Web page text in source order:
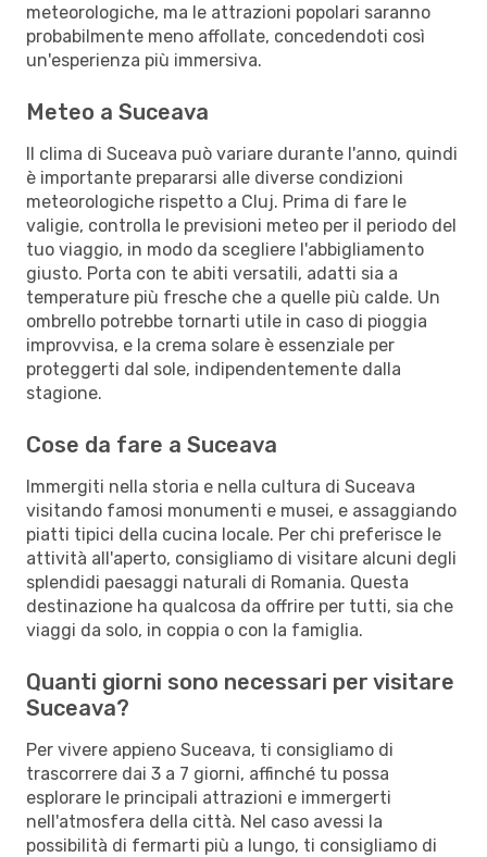
meteorologiche, ma le attrazioni popolari saranno
probabilmente meno affollate, concedendoti così
un'esperienza più immersiva.
Meteo a Suceava
Il clima di Suceava può variare durante l'anno, quindi
è importante prepararsi alle diverse condizioni
meteorologiche rispetto a Cluj. Prima di fare le
valigie, controlla le previsioni meteo per il periodo del
tuo viaggio, in modo da scegliere l'abbigliamento
giusto. Porta con te abiti versatili, adatti sia a
temperature più fresche che a quelle più calde. Un
ombrello potrebbe tornarti utile in caso di pioggia
improvvisa, e la crema solare è essenziale per
proteggerti dal sole, indipendentemente dalla
stagione.
Cose da fare a Suceava
Immergiti nella storia e nella cultura di Suceava
visitando famosi monumenti e musei, e assaggiando
piatti tipici della cucina locale. Per chi preferisce le
attività all'aperto, consigliamo di visitare alcuni degli
splendidi paesaggi naturali di Romania. Questa
destinazione ha qualcosa da offrire per tutti, sia che
viaggi da solo, in coppia o con la famiglia.
Quanti giorni sono necessari per visitare
Suceava?
Per vivere appieno Suceava, ti consigliamo di
trascorrere dai 3 a 7 giorni, affinché tu possa
esplorare le principali attrazioni e immergerti
nell'atmosfera della città. Nel caso avessi la
possibilità di fermarti più a lungo, ti consigliamo di